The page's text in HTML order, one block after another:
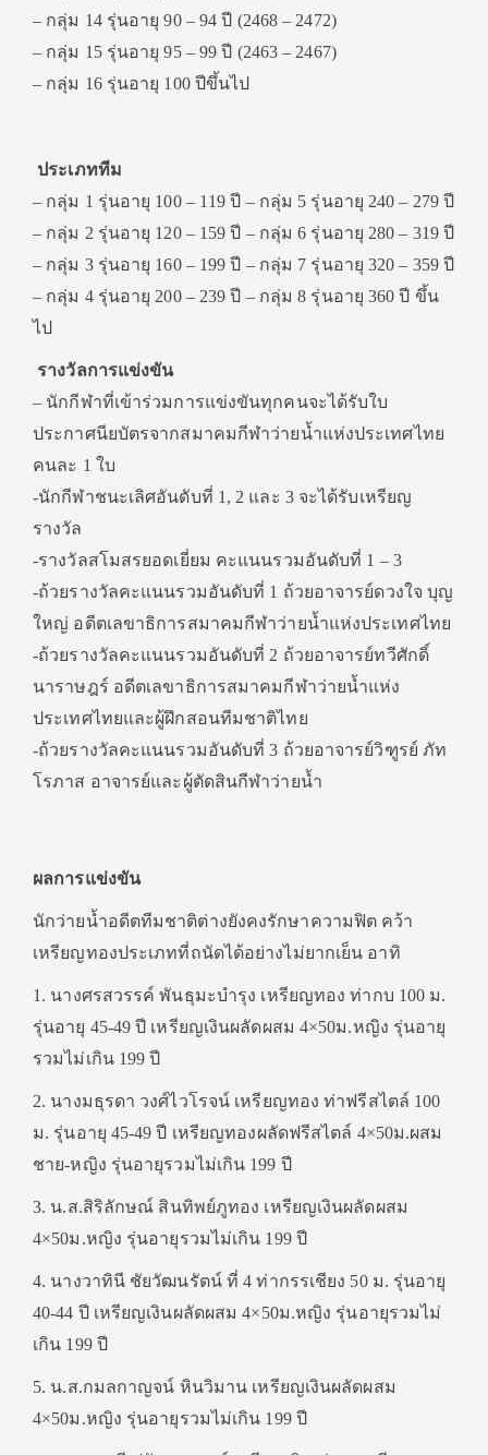
– กลุ่ม 14 รุ่นอายุ 90 – 94 ปี (2468 – 2472)
– กลุ่ม 15 รุ่นอายุ 95 – 99 ปี (2463 – 2467)
– กลุ่ม 16 รุ่นอายุ 100 ปีขึ้นไป
ประเภททีม
– กลุ่ม 1 รุ่นอายุ 100 – 119 ปี – กลุ่ม 5 รุ่นอายุ 240 – 279 ปี
– กลุ่ม 2 รุ่นอายุ 120 – 159 ปี – กลุ่ม 6 รุ่นอายุ 280 – 319 ปี
– กลุ่ม 3 รุ่นอายุ 160 – 199 ปี – กลุ่ม 7 รุ่นอายุ 320 – 359 ปี
– กลุ่ม 4 รุ่นอายุ 200 – 239 ปี – กลุ่ม 8 รุ่นอายุ 360 ปี ขึ้น
ไป
รางวัลการแข่งขัน
– นักกีฬาที่เข้าร่วมการแข่งขันทุกคนจะได้รับใบ
ประกาศนียบัตรจากสมาคมกีฬาว่ายน้ำแห่งประเทศไทย
คนละ 1 ใบ
-นักกีฬาชนะเลิศอันดับที่ 1, 2 และ 3 จะได้รับเหรียญ
รางวัล
-รางวัลสโมสรยอดเยี่ยม คะแนนรวมอันดับที่ 1 – 3
-ถ้วยรางวัลคะแนนรวมอันดับที่ 1 ถ้วยอาจารย์ดวงใจ บุญ
ใหญ่ อดีตเลขาธิการสมาคมกีฬาว่ายน้ำแห่งประเทศไทย
-ถ้วยรางวัลคะแนนรวมอันดับที่ 2 ถ้วยอาจารย์ทวีศักดิ์
นาราษฎร์ อดีตเลขาธิการสมาคมกีฬาว่ายน้ำแห่ง
ประเทศไทยและผู้ฝึกสอนทีมชาติไทย
-ถ้วยรางวัลคะแนนรวมอันดับที่ 3 ถ้วยอาจารย์วิฑูรย์ ภัท
โรภาส อาจารย์และผู้ตัดสินกีฬาว่ายน้ำ
ผลการแข่งขัน
นักว่ายน้ำอดีตทีมชาติต่างยังคงรักษาความฟิต คว้า
เหรียญทองประเภทที่ถนัดได้อย่างไม่ยากเย็น อาทิ
1. นางศรสวรรค์ พันธุมะบํารุง เหรียญทอง ท่ากบ 100 ม.
รุ่นอายุ 45-49 ปี เหรียญเงินผลัดผสม 4×50ม.หญิง รุ่นอายุ
รวมไม่เกิน 199 ปี
2. นางมธุรดา วงศ์ไวโรจน์ เหรียญทอง ท่าฟรีสไตล์ 100
ม. รุ่นอายุ 45-49 ปี เหรียญทองผลัดฟรีสไตล์ 4×50ม.ผสม
ชาย-หญิง รุ่นอายุรวมไม่เกิน 199 ปี
3. น.ส.สิริลักษณ์ สินทิพย์ภูทอง เหรียญเงินผลัดผสม
4×50ม.หญิง รุ่นอายุรวมไม่เกิน 199 ปี
4. นางวาทินี ชัยวัฒนรัตน์ ที่ 4 ท่ากรรเชียง 50 ม. รุ่นอายุ
40-44 ปี เหรียญเงินผลัดผสม 4×50ม.หญิง รุ่นอายุรวมไม่
เกิน 199 ปี
5. น.ส.กมลกาญจน์ หินวิมาน เหรียญเงินผลัดผสม
4×50ม.หญิง รุ่นอายุรวมไม่เกิน 199 ปี